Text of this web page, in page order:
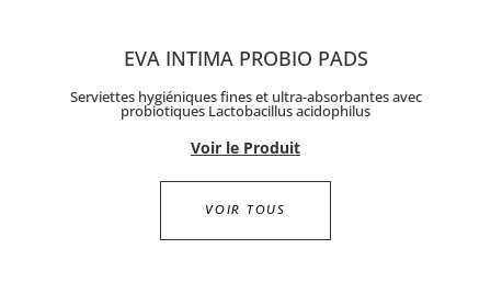
EVA INTIMA PROBIO PADS
Serviettes hygiéniques fines et ultra-absorbantes avec
probiotiques Lactobacillus acidophilus
Voir le Produit
VOIR TOUS